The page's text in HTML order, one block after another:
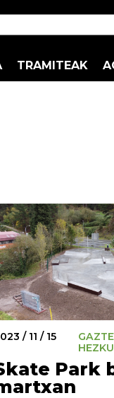
TRAMITEAK
/ 11 / 15
Park